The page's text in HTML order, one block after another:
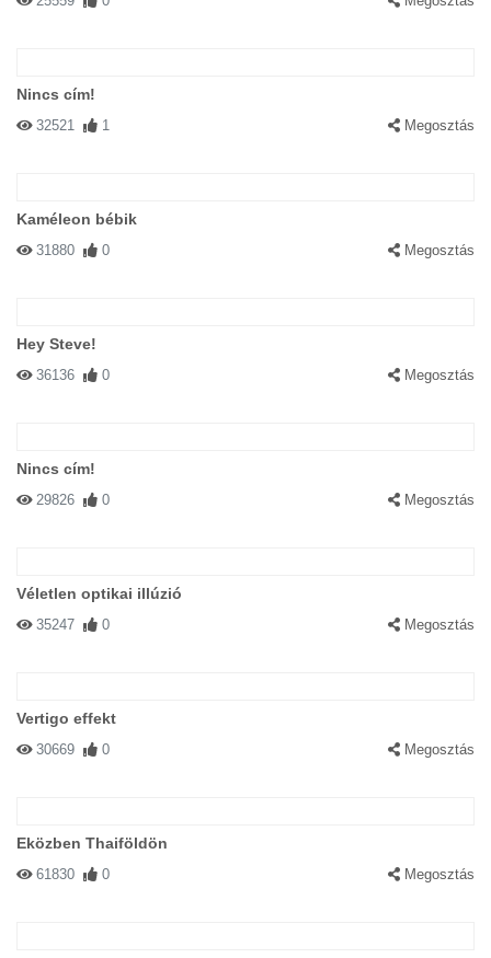
Nincs cím!
32521 1 Megosztás
Kaméleon bébik
31880 0 Megosztás
Hey Steve!
36136 0 Megosztás
Nincs cím!
29826 0 Megosztás
Véletlen optikai illúzió
35247 0 Megosztás
Vertigo effekt
30669 0 Megosztás
Eközben Thaiföldön
61830 0 Megosztás